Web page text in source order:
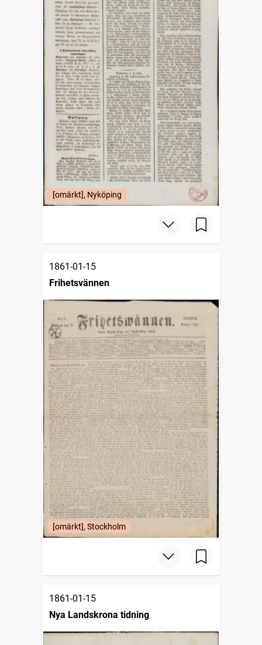
[omärkt], Nyköping
1861-01-15
Frihetsvännen
[omärkt], Stockholm
1861-01-15
Nya Landskrona tidning